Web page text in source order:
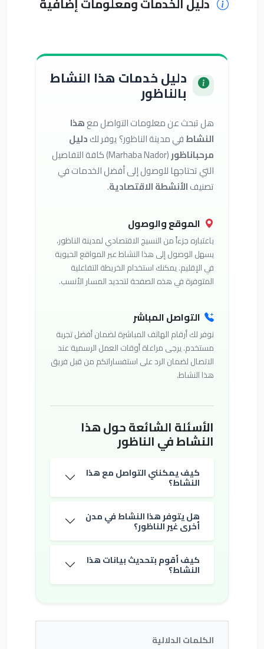
دليل خدمات هذا النشاط
بالناظور
هل تبحث عن معلومات التواصل معهذا
النشاطفي مدينة الناظور؟ يوفر لكدليل
مرحباناظور
(Marhaba Nador) كافة التفاصيل
التي تحتاجها للوصول إلى أفضل الخدمات في
تصنيفالأنشطة الاقتصادية.
الموقع والوصول
باعتباره جزءاً من النسيج الاقتصادي لمدينة الناظور،
يسهل الوصول إلى هذا النشاط عبر المواقع الحيوية
في الإقليم. يمكنك استخدام الخريطة التفاعلية
المتوفرة في هذه الصفحة لتحديد المسار الأنسب.
التواصل المباشر
نوفر لك أرقام الهاتف المباشرة لضمان أفضل تجربة
مستخدم. يرجى مراعاة أوقات العمل الرسمية عند
الاتصال لضمان الرد على استفساراتكم من قبل فريق
هذا النشاط.
الأسئلة الشائعة حول هذا
النشاط في الناظور
كيف يمكنني التواصل مع هذا
النشاط؟
هل يتوفر هذا النشاط في مدن
أخرى غير الناظور؟
كيف أقوم بتحديث بيانات هذا
النشاط؟
الكلمات الدلالية